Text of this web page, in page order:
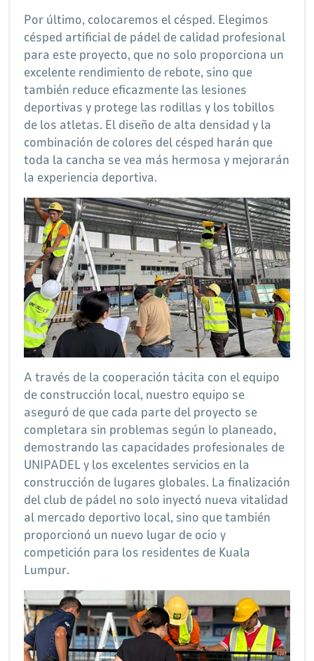
Por último, colocaremos el césped. Elegimos
césped artificial de pádel de calidad profesional
para este proyecto, que no solo proporciona un
excelente rendimiento de rebote, sino que
también reduce eficazmente las lesiones
deportivas y protege las rodillas y los tobillos
de los atletas. El diseño de alta densidad y la
combinación de colores del césped harán que
toda la cancha se vea más hermosa y mejorarán
la experiencia deportiva.
A través de la cooperación tácita con el equipo
de construcción local, nuestro equipo se
aseguró de que cada parte del proyecto se
completara sin problemas según lo planeado,
demostrando las capacidades profesionales de
UNIPADEL y los excelentes servicios en la
construcción de lugares globales. La finalización
del club de pádel no solo inyectó nueva vitalidad
al mercado deportivo local, sino que también
proporcionó un nuevo lugar de ocio y
competición para los residentes de Kuala
Lumpur.